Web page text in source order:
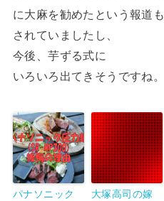
に大麻を勧めたという報道も
されていましたし、
今後、芋ずる式に
いろいろ出てきそうですね。
パナソニック
大塚高司の嫁